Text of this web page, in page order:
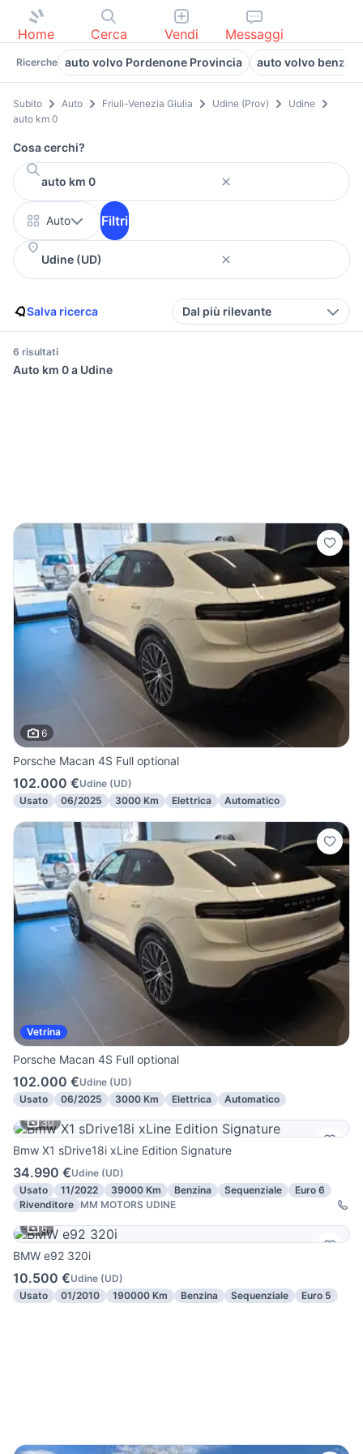
Home Cerca Vendi Messaggi
Ricerche auto volvo Pordenone Provincia auto volvo
Subito Auto Friuli-Venezia Giulia Udine (Prov)
Udine
auto km 0
Cosa cerchi?
Auto Filtri
Salva ricerca Dal più rilevante
6 risultati
Auto km 0 a Udine
6
Porsche Macan 4S Full optional
102.000 €Udine (UD)
Usato
06/2025 3000 Km Elettrica Automatico
Vetrina
Porsche Macan 4S Full optional
102.000 €Udine (UD)
Usato
06/2025 3000 Km Elettrica
Automatico
30
Bmw X1 sDrive18i xLine Edition Signature
34.990 €Udine (UD)
Usato
11/2022 39000 Km Benzina Sequenziale
Euro 6
Rivenditore MM MOTORS UDINE
6
BMW e92 320i
10.500 €Udine (UD)
Usato
01/2010 190000 Km Benzina Sequenziale Euro 5